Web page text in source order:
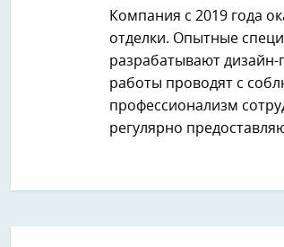
Компания с 2019 года
отделки. Опытные
разрабатывают
работы проводят с
профессионализм
регулярно